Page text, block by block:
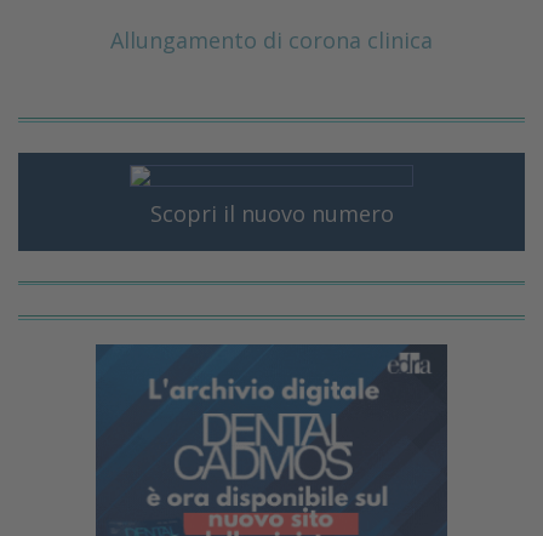
Allungamento di corona clinica
Scopri il nuovo numero